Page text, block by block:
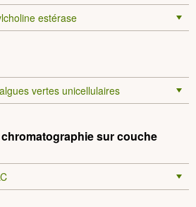
estérase
vertes unicellulaires
sur couche